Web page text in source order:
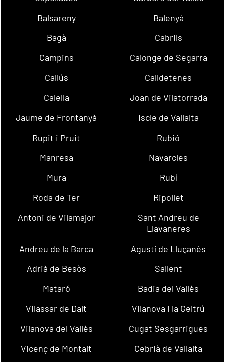
Balsareny
Balenyà
Bagà
Cabrils
Campins
Calonge de Segarra
Callús
Calldetenes
Calella
Joan de Vilatorrada
Jaume de Frontanyà
Iscle de Vallalta
Rupit i Pruit
Rubió
Manresa
Navarcles
Mura
Rubí
Roda de Ter
Ripollet
Antoni de Vilamajor
Sant Andreu de
Llavaneres
Andreu de la Barca
Agustí de Lluçanès
Adrià de Besòs
Sallent
Mataró
Badia del Vallès
Vilassar de Dalt
Vilanova i la Geltrú
Vilanova del Vallès
Cugat Sesgarrigues
Vicenç de Montalt
Cebrià de Vallalta